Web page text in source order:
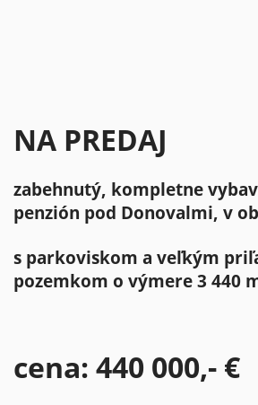
NA PREDAJ
zabehnutý, kompletne
penzión pod Donovalmi, v
s parkoviskom a veľkým
pozemkom o výmere 3 440
cena: 440 000,- €